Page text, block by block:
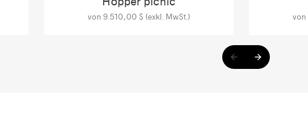
von 9.510,00 $ (exkl. MwSt.) von